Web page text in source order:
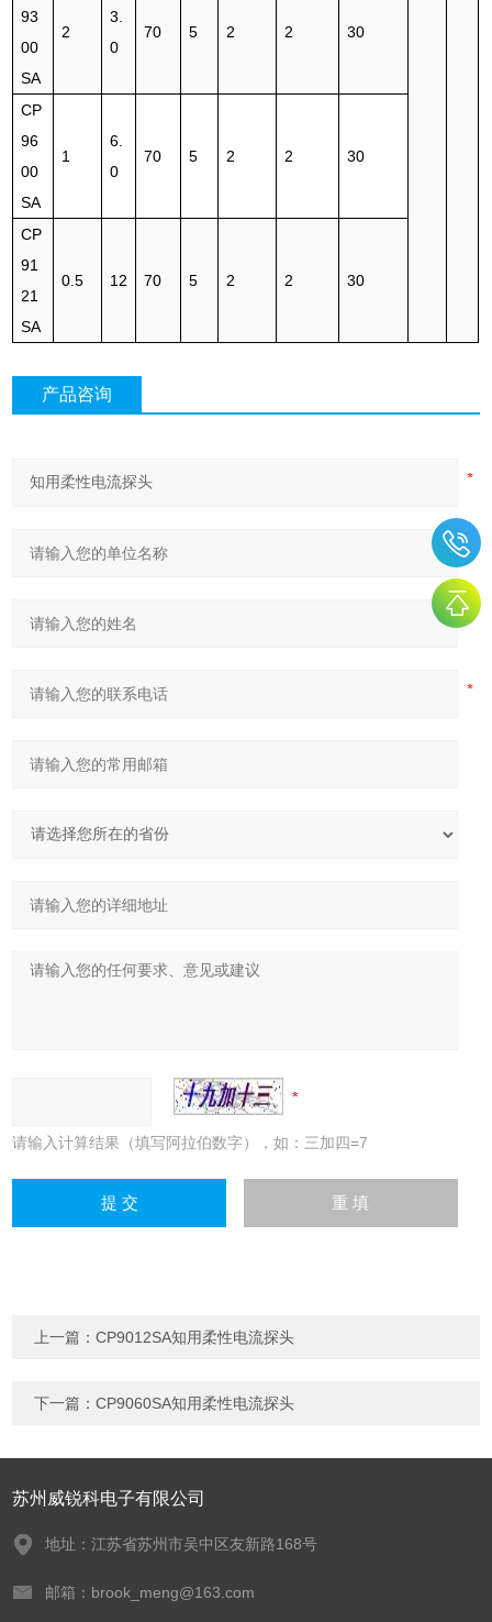
93
00
SA
2
3.
0
70 5 2 2 30
CP
96
00
SA
1
6.
0
70 5 2 2 30
CP
91
21
SA
0.5 12 70 5 2 2 30
产品咨询
请输入计算结果（填写阿拉伯数字），如：三加四=7
上一篇：CP9012SA知用柔性电流探头
下一篇：CP9060SA知用柔性电流探头
苏州威锐科电子有限公司
地址：江苏省苏州市吴中区友新路168号
邮箱：brook_meng@163.com